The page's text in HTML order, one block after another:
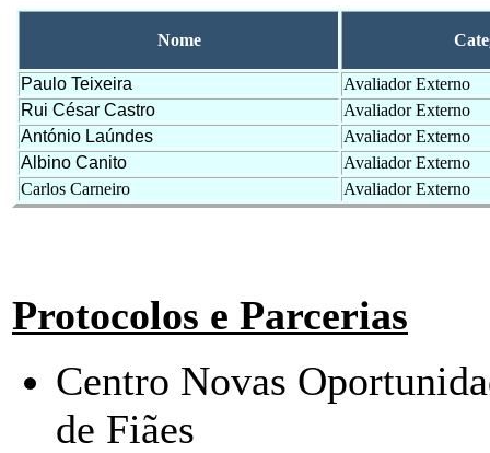
Nome
Paulo Teixeira
Avaliador Externo
Rui César Castro
Avaliador Externo
António Laúndes
Avaliador Externo
Albino Canito
Avaliador Externo
Carlos Carneiro
Avaliador Externo
Protocolos e Parcerias
Centro Novas
de Fiães